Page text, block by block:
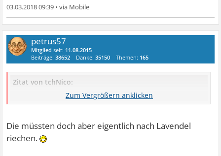
03.03.2018 09:39 •
petrus57
Mitglied seit: 11.08.2015
Beiträge:38652 Danke:35150 Themen: 165
Zitat von tchNico:
Habe aber seit gestern starke, stinkende Blähungen.
Die müssten doch aber eigentlich nach Lavendel
riechen.